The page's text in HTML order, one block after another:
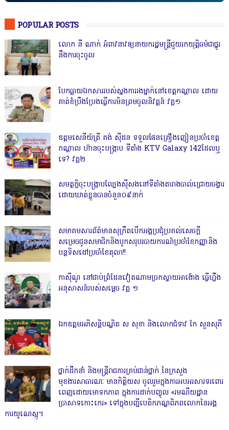
POPULAR POSTS
លោក នី ណាក់ អំពាវនាវឲ្យនាយករដ្ឋមន្ត្រីជួយរកយុត្តិធម៌ជាថ្នូរ
នឹងការចុះចូល
បែកធ្លាយឯកសាររបស់ស្នងការរងម្នាក់នៅខេត្តកណ្ដាល ដោយ
គាត់ខំប្រឹងប្រែងធ្វើការមិនព្រមចូលនិវត្តន៍ វគ្គ១
ឧត្តមសេនីយ៍ត្រី គង់ ស៊ីដន ទទួលផែនគ្រឿងញៀនប្រចាំខេត្ត
កណ្តាល ហ៊ានចុះបង្ក្រាប ទីតាំង KTV Galaxy 142ដែលឬ
ទេ? វគ្គ២
សមត្ថកិ្ចចុះបង្ក្រាបល្បែងស៊ីសងនៅទីតាំងតារាងបាល់ជ្រោយចង្វារ
ដោយឃាត់ខ្លួនបានចំនួន០៩នាក់
សមាគមសារព័ត៌មានសុក្រឹតបើកអង្គប្រជុំប្រគល់សេចក្តី
សម្រេចជូនសមាជិកនិងបូកសរុបរបាយការណ៍ប្រចាំខែកញ្ញានិង
បន្តទិសដៅប្រចាំខែតុលា!!
កាសុីណូ នៅជាប់ព្រំដែនវៀតណាមច្រកស្វាយអាង៉ោង ធ្វើហ្នឹង
អនុសាសន៍របស់សម្ដេច វគ្គ ១
ឯកឧត្តមអភិសន្តិបណ្ឌិត ស សុខា និងលោកជំទាវ កែ សួនសុភី
ថ្នាក់ដឹកនាំ និងមន្ត្រីរាជការគ្រប់ជាន់ថ្នាក់ នៃក្រសួង
មុខងារសាធារណៈ មានកិត្តិយស ចូលរួមក្នុងការអបអរសារទរពោរ
ពេញដោយមោទកភាព ក្នុងការដាក់បញ្ចូល «រមណីយដ្ឋាន
ប្រាសាទកោះកេរ» ទៅក្នុងបញ្ជីបេតិកភណ្ឌពិភពលោកនៃអង្គ
ការយូណេស្កូ។